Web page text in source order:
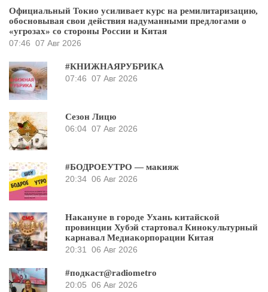
Официальный Токио усиливает курс на ремилитаризацию,
обосновывая свои действия надуманными предлогами о
«угрозах» со стороны России и Китая
07:46 07 Авг 2026
#КНИЖНАЯРУБРИКА
07:46 07 Авг 2026
Сезон Лицю
06:04 07 Авг 2026
#БОДРОЕУТРО — макияж
20:34 06 Авг 2026
Накануне в городе Ухань китайской
провинции Хубэй стартовал Кинокультурный
карнавал Медиакорпорации Китая
20:31 06 Авг 2026
#подкаст@radiometro
20:05 06 Авг 2026